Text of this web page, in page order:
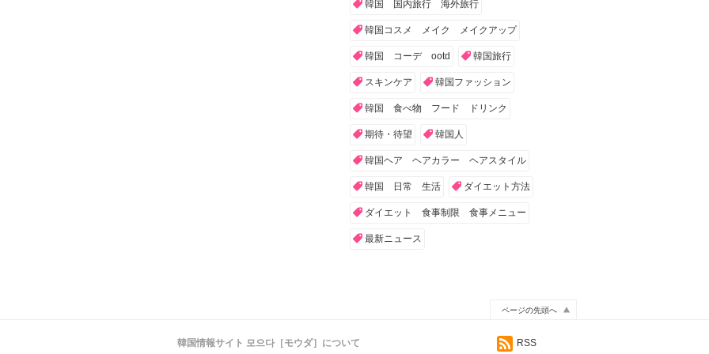
韓国 国内旅行 海外旅行
韓国コスメ メイク メイクアップ
韓国 コーデ ootd 韓国旅行
スキンケア 韓国ファッション
韓国 食べ物 フード ドリンク
期待・待望 韓国人
韓国ヘア ヘアカラー ヘアスタイル
韓国 日常 生活 ダイエット方法
ダイエット 食事制限 食事メニュー
最新ニュース
ページの先頭へ
韓国情報サイト 모으다［モウダ］について RSS